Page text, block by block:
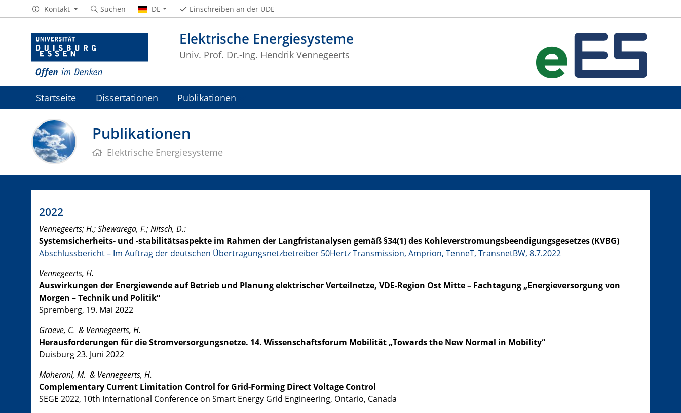
Elektrische Energiesysteme
Univ. Prof. Dr.-Ing. Hendrik Vennegeerts
Kontakt Suchen DE Einschreiben an der UDE
Startseite Dissertationen Publikationen
Publikationen
Elektrische Energiesysteme
2022
Vennegeerts; H.; Shewarega, F.; Nitsch, D.:
Systemsicherheits- und -stabilitätsaspekte im Rahmen der Langfristanalysen gemäß §34(1) des Kohleverstromungsbeendigungsgesetzes (KVBG)
Abschlussbericht – Im Auftrag der deutschen Übertragungsnetzbetreiber 50Hertz Transmission, Amprion, TenneT, TransnetBW, 8.7.2022
Vennegeerts, H.
Auswirkungen der Energiewende auf Betrieb und Planung elektrischer Verteilnetze, VDE-Region Ost Mitte – Fachtagung „Energieversorgung von
Morgen – Technik und Politik“
Spremberg, 19. Mai 2022
Graeve, C. & Vennegeerts, H.
Herausforderungen für die Stromversorgungsnetze. 14. Wissenschaftsforum Mobilität „Towards the New Normal in Mobility“
Duisburg 23. Juni 2022
Maherani, M. & Vennegeerts, H.
Complementary Current Limitation Control for Grid-Forming Direct Voltage Control
SEGE 2022, 10th International Conference on Smart Energy Grid Engineering, Ontario, Canada